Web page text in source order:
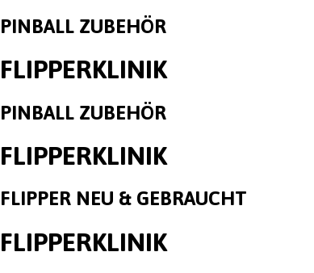
PINBALL ZUBEHÖR
FLIPPERKLINIK
PINBALL ZUBEHÖR
FLIPPERKLINIK
FLIPPER NEU & GEBRAUCHT
FLIPPERKLINIK